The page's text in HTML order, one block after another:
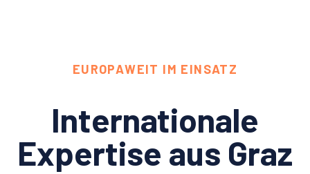
EUROPAWEIT IM EINSATZ
Internationale
Expertise aus Graz